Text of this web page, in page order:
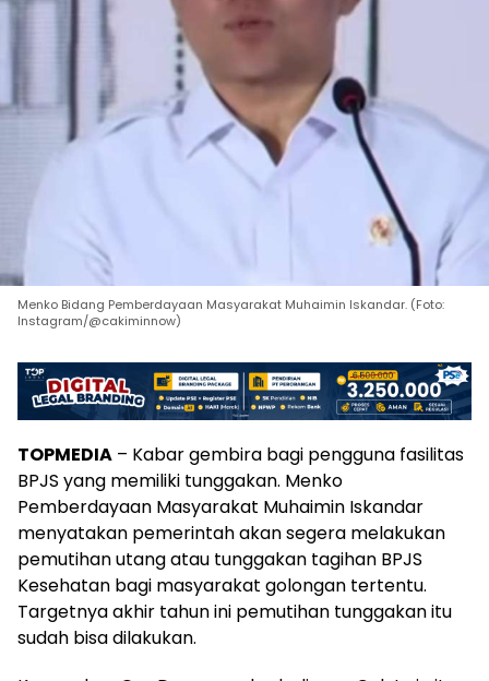
Menko Bidang Pemberdayaan Masyarakat Muhaimin Iskandar. (Foto:
Instagram/@cakiminnow)
TOPMEDIA – Kabar gembira bagi pengguna fasilitas
BPJS yang memiliki tunggakan. Menko
Pemberdayaan Masyarakat Muhaimin Iskandar
menyatakan pemerintah akan segera melakukan
pemutihan utang atau tunggakan tagihan BPJS
Kesehatan bagi masyarakat golongan tertentu.
Targetnya akhir tahun ini pemutihan tunggakan itu
sudah bisa dilakukan.